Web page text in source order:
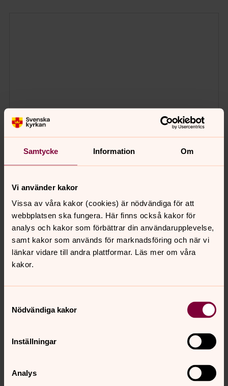
Samtycke Information Om
Vi använder kakor
Vissa av våra kakor (cookies) är nödvändiga för att
webbplatsen ska fungera. Här finns också kakor för
analys och kakor som förbättrar din användarupplevelse,
samt kakor som används för marknadsföring och när vi
länkar vidare till andra plattformar. Läs mer om våra
kakor.
Nödvändiga kakor
Inställningar
Analys